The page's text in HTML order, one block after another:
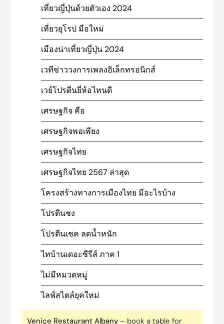
เที่ยวญี่ปุ่นด้วยตัวเอง 2024
เที่ยวยุโรป มือใหม่
เมืองน่าเที่ยวญี่ปุ่น 2024
เวทีข่าววงการเพลงอิเล็กทรอนิกส์
เวย์โปรตีนยี่ห้อไหนดี
เศรษฐกิจ คือ
เศรษฐกิจพอเพียง
เศรษฐกิจไทย
เศรษฐกิจไทย 2567 ล่าสุด
โครงสร้างทางการเมืองไทย มีอะไรบ้าง
โปรตีนชง
โปรตีนเชค ลดน้ำหนัก
ไทบ้านเดอะซีรีส์ ภาค 1
ไม่มีหมวดหมู่
ไลฟ์สไตล์ยุคใหม่
Venice Restaurant Albany – book a table for